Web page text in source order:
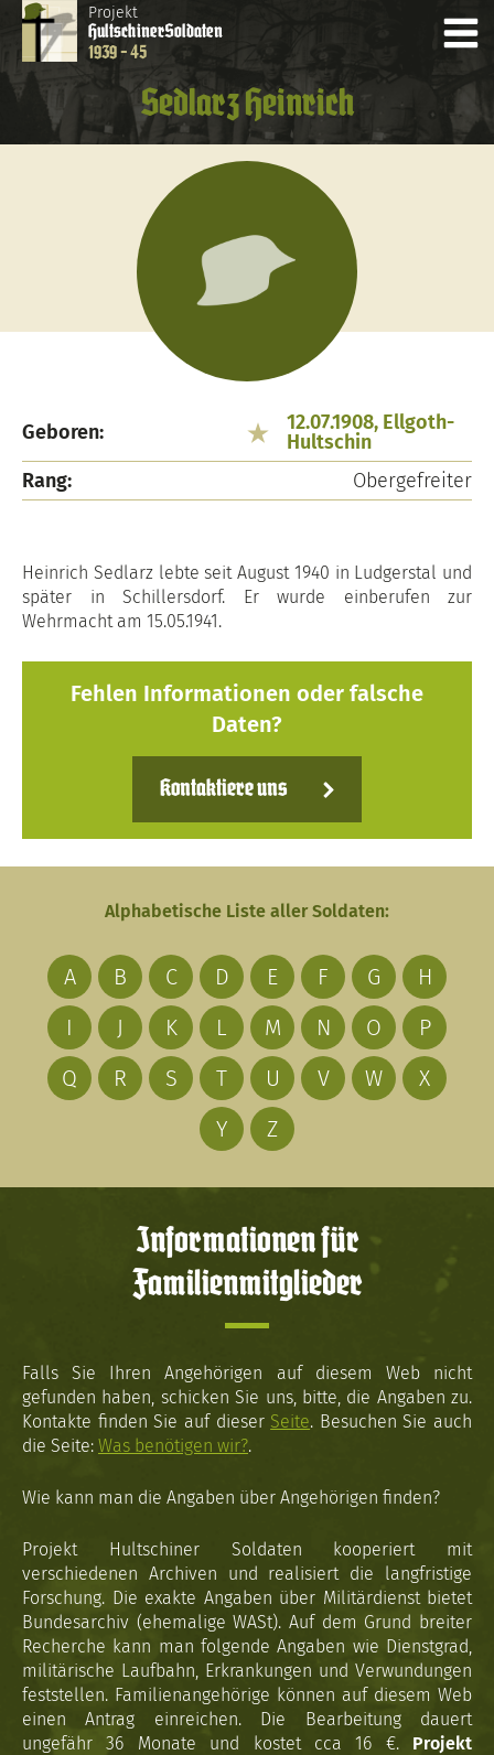
Projekt
HultschinerSoldaten
1939 - 45
Sedlarz Heinrich
Geboren:
12.07.1908, Ellgoth-
Hultschin
Rang:
Obergefreiter
Heinrich Sedlarz lebte seit August 1940 in Ludgerstal und
später in Schillersdorf. Er wurde einberufen zur
Wehrmacht am 15.05.1941.
Fehlen Informationen oder falsche
Daten?
Kontaktiere uns
Alphabetische Liste aller Soldaten:
A B C D E F G
H
I
J K L M N O
P
Q
R S T U V W
X
Y
Z
Informationen für
Familienmitglieder
Falls Sie Ihren Angehörigen auf diesem Web nicht
gefunden haben, schicken Sie uns, bitte, die Angaben zu.
Kontakte finden Sie auf dieser Seite. Besuchen Sie auch
die Seite: Was benötigen wir?.
Wie kann man die Angaben über Angehörigen finden?
Projekt Hultschiner Soldaten kooperiert mit
verschiedenen Archiven und realisiert die langfristige
Forschung. Die exakte Angaben über Militärdienst bietet
Bundesarchiv (ehemalige WASt). Auf dem Grund breiter
Recherche kann man folgende Angaben wie Dienstgrad,
militärische Laufbahn, Erkrankungen und Verwundungen
feststellen. Familienangehörige können auf diesem Web
einen Antrag einreichen. Die Bearbeitung dauert
ungefähr 36 Monate und kostet cca 16 €. Projekt